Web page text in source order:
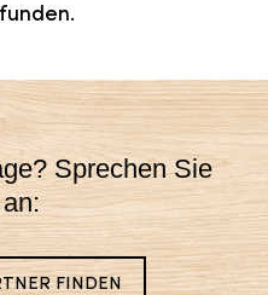
Sprechen Sie
FINDEN